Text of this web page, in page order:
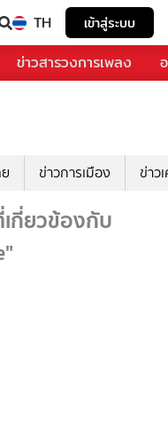
TH เข้าสู่ระบบ
ข่าวสารวงการเพลง
ข่าวการเมือง ข่าว
กี่ยวข้องกับ